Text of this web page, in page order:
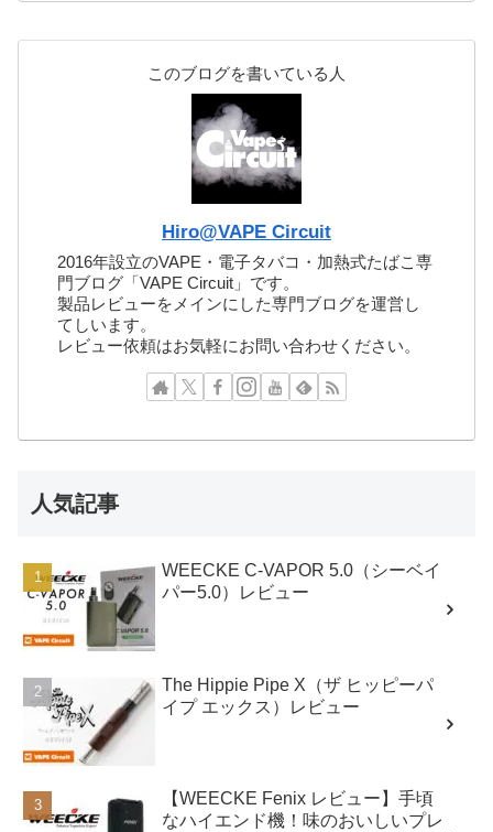
このブログを書いている人
Hiro@VAPE Circuit
2016年設立のVAPE・電子タバコ・加熱式たばこ専
門ブログ「VAPE Circuit」です。
製品レビューをメインにした専門ブログを運営し
てしいます。
レビュー依頼はお気軽にお問い合わせください。
人気記事
WEECKE C-VAPOR 5.0（シーベイ
パー5.0）レビュー
The Hippie Pipe X（ザ ヒッピーパ
イプ エックス）レビュー
【WEECKE Fenix レビュー】手頃
なハイエンド機！味のおいしいプレ